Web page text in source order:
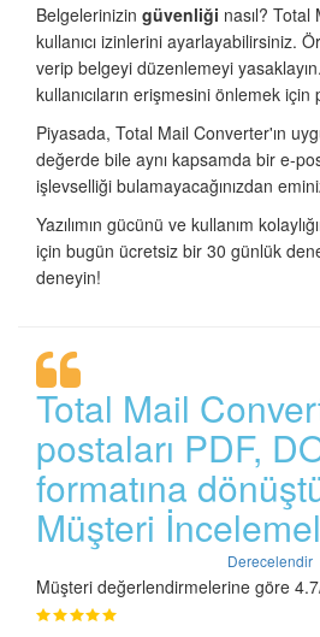
Belgelerinizin güvenliği nasıl?
kullanıcı izinlerini ayarlayabilirsiniz.
verip belgeyi düzenlemeyi
kullanıcıların erişmesini önlemek
Piyasada, Total Mail Converter'ın
değerde bile aynı kapsamda bir e-
işlevselliği bulamayacağınızdan
Yazılımın gücünü ve kullanım
için bugün ücretsiz bir 30 günlük
deneyin!
Total Mail
postaları PDF,
formatına
Müşteri
Derecelendir
Müşteri değerlendirmelerine göre